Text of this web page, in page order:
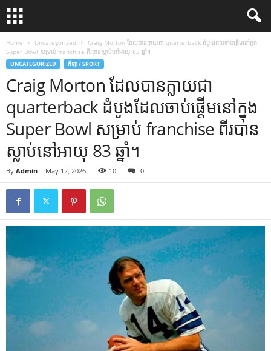
Home Uncategorized
Craig Morton ដែលបានក្លាយជា quarterback ដំបូងដែលចាប់ផ្តើមនៅក្នុង
Super Bowl សម្រាប់ franchise ពីរបានស្លាប់នៅអាយុ 83 ឆ្នាំ។
UNCATEGORIZED កីឡា / SPORT
Craig Morton ដែលបានក្លាយជា
quarterback ដំបូងដែលចាប់ផ្តើមនៅក្នុង
Super Bowl សម្រាប់ franchise ពីរបាន
ស្លាប់នៅអាយុ 83 ឆ្នាំ។
By Admin - May 12, 2026 10 0